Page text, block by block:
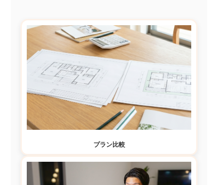
プラン比較